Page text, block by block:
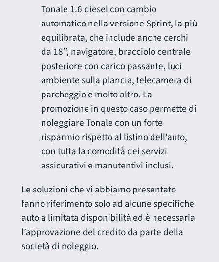
Tonale 1.6 diesel con cambio
automatico nella versione Sprint, la più
equilibrata, che include anche cerchi
da 18’’, navigatore, bracciolo centrale
posteriore con carico passante, luci
ambiente sulla plancia, telecamera di
parcheggio e molto altro. La
promozione in questo caso permette di
noleggiare Tonale con un forte
risparmio rispetto al listino dell’auto,
con tutta la comodità dei servizi
assicurativi e manutentivi inclusi.
Le soluzioni che vi abbiamo presentato
fanno riferimento solo ad alcune specifiche
auto a limitata disponibilità ed è necessaria
l’approvazione del credito da parte della
società di noleggio.